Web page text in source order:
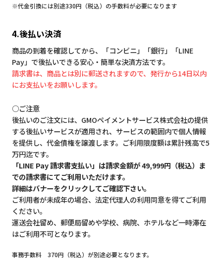
※代金引換には別途330円（税込）の手数料が必要になります
4.後払い決済
商品の到着を確認してから、「コンビニ」「銀行」「LINE
Pay」で後払いできる安心・簡単な決済方法です。
請求書は、商品とは別に郵送されますので、発行から14日以内
にお支払いをお願いします。
○ご注意
後払いのご注文には、GMOペイメントサービス株式会社の提供
する後払いサービスが適用され、サービスの範囲内で個人情報
を提供し、代金債権を譲渡します。ご利用限度額は累計残高で5
万円迄です。
「LINE Pay 請求書支払い」は請求金額が 49,999円（税込）ま
での請求書にてご利用いただけます。
詳細はバナーをクリックしてご確認下さい。
ご利用者が未成年の場合、法定代理人の利用同意を得てご利用
ください。
運送会社留め、郵便局留めや学校、病院、ホテルなど一時滞在
はご利用不可となります。
事務手数料 370円（税込）が別途必要となります。